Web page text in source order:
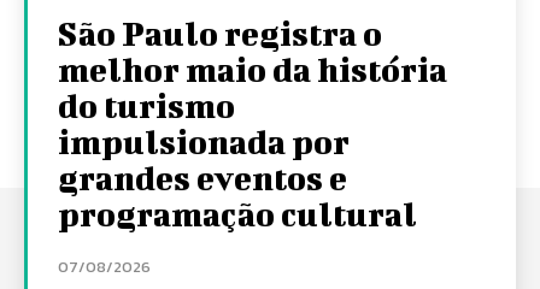
São Paulo registra o
melhor maio da história
do turismo
impulsionada por
grandes eventos e
programação cultural
07/08/2026